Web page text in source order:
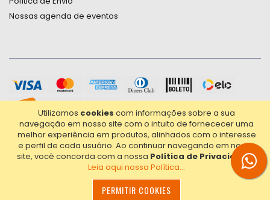
Utilizamos cookies com informações sobre a sua
navegação em nosso site com o intuito de fornececer uma
melhor experiência em produtos, alinhados com o interesse
e perfil de cada usuário. Ao continuar navegando em nosso
site, você concorda com a nossa Política de Privacidade.
Leia aqui nossa Política...
PERMITIR COOKIES
Nossas agenda de eventos
2021© Copyright Poligrafica Bazar Ltda- CNPJ 42.500.090/0001-
20 - Todos os direitos reservados.